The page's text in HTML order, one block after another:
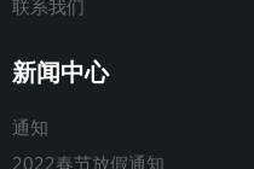
联系我们
新闻中心
通知
2022春节放假通知